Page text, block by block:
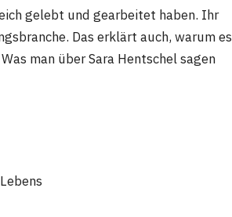
gelebt und gearbeitet haben. Ihr
Das erklärt auch, warum es
man über Sara Hentschel sagen